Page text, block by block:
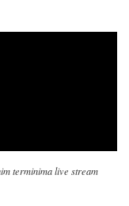
terminima live stream